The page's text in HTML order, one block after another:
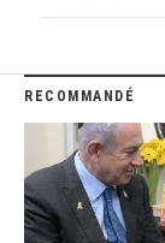
RECOMMANDÉ